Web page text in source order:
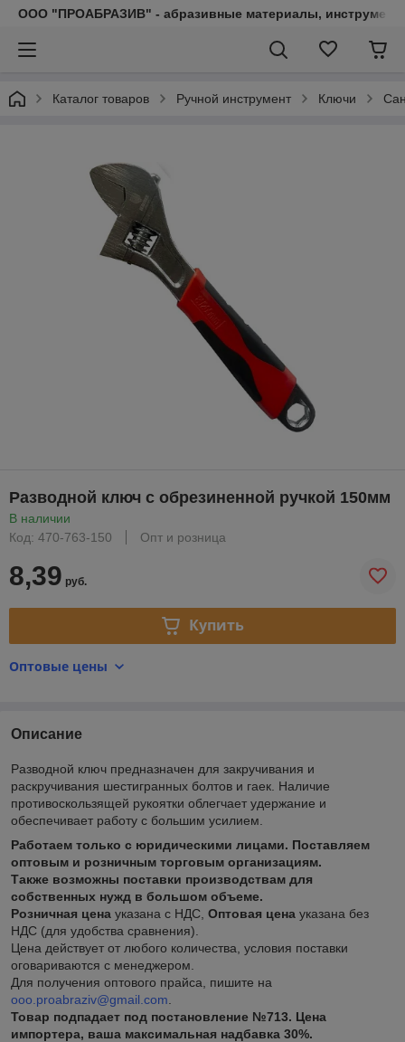
ООО "ПРОАБРАЗИВ" - абразивные материалы, инструмент,
Каталог товаров Ручной инструмент Ключи
Разводной ключ с обрезиненной ручкой 150мм
В наличии
Код: 470-763-150
Опт и розница
8,39 руб.
Купить
Оптовые цены
Описание
Разводной ключ предназначен для закручивания и
раскручивания шестигранных болтов и гаек. Наличие
противоскользящей рукоятки облегчает удержание и
обеспечивает работу с большим усилием.
Работаем только с юридическими лицами. Поставляем
оптовым и розничным торговым организациям.
Также возможны поставки производствам для
собственных нужд в большом объеме.
Розничная цена указана с НДС, Оптовая цена указана без
НДС (для удобства сравнения).
Цена действует от любого количества, условия поставки
оговариваются с менеджером.
Для получения оптового прайса, пишите на
ooo.proabraziv@gmail.com
Товар подпадает под постановление №713. Цена
импортера, ваша максимальная надбавка 30%.